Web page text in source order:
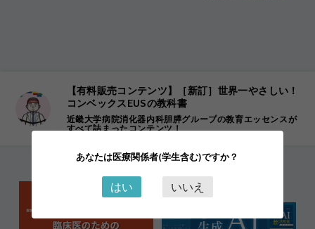
【有料販売コンテンツ】［新訂］世界一やさしい！
コンベックスEUSの教科書
近畿大学病院消化器内科胆膵グループの教育エッセンスが
すべて詰まったコンテンツ！
あなたは医療関係者(学生含む)ですか？
はい いいえ